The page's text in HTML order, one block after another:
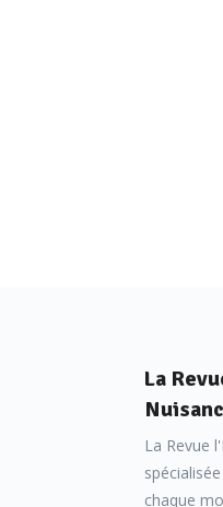
La
La Revue
chaque